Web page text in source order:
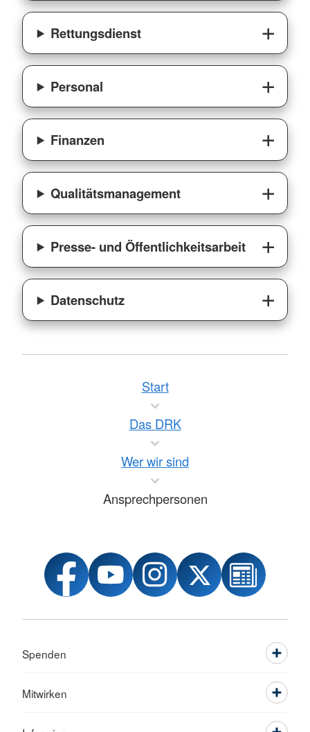
Rettungsdienst
Personal
Finanzen
Qualitätsmanagement
Presse- und Öffentlichkeitsarbeit
Datenschutz
Start
Das DRK
Wer wir sind
Ansprechpersonen
Spenden
Mitwirken